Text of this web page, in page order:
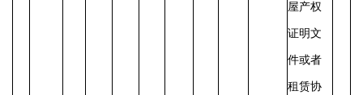
屋产权
证明文
件或者
租赁协